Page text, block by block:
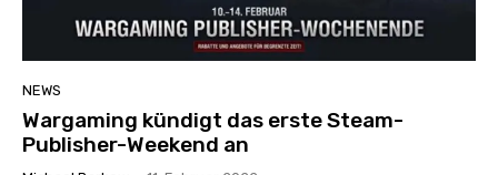
NEWS
Wargaming kündigt das erste Steam-
Publisher-Weekend an